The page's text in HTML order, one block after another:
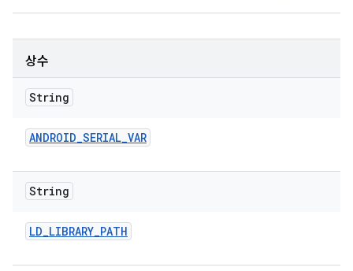
상수
String
ANDROID_SERIAL_VAR
String
LD_LIBRARY_PATH